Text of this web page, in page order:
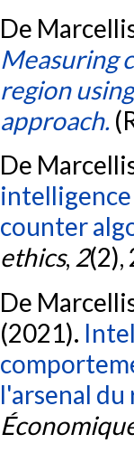
De
Measuring
region
approach.
De
counter
ethics, 2(2),
De
(2021).
l'arsenal